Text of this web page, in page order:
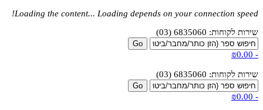
Loading the content... Loading depends on your connection speed!
שירות לקוחות: 6835060 (03)
-
₪0.00
שירות לקוחות: 6835060 (03)
-
₪0.00